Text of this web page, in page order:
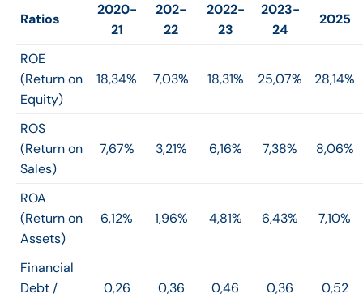
Ratios
2020-
21
202-
22
2022-
23
2023-
24
2025
ROE
(Return on
Equity)
18,34% 7,03% 18,31% 25,07% 28,14%
ROS
(Return on
Sales)
7,67% 3,21% 6,16% 7,38% 8,06%
ROA
(Return on
Assets)
6,12% 1,96% 4,81% 6,43% 7,10%
Financial
Debt /
0,26 0,36 0,46 0,36 0,52